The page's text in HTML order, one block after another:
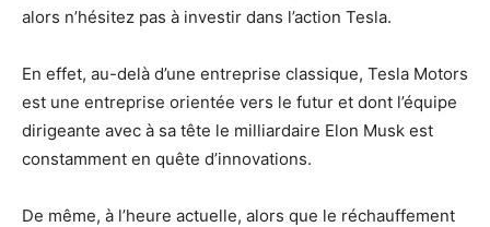
alors n’hésitez pas à investir dans l’action Tesla.
En effet, au-delà d’une entreprise classique, Tesla Motors
est une entreprise orientée vers le futur et dont l’équipe
dirigeante avec à sa tête le milliardaire Elon Musk est
constamment en quête d’innovations.
De même, à l’heure actuelle, alors que le réchauffement